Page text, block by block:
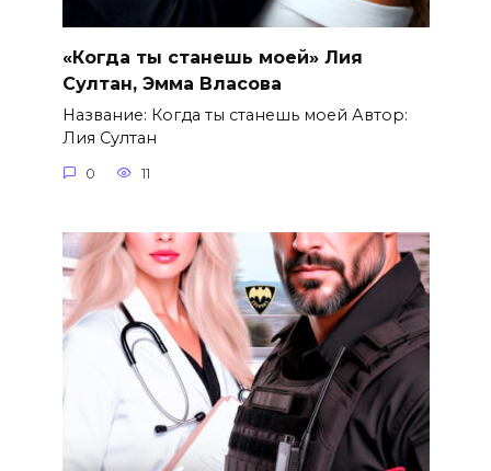
«Когда ты станешь моей» Лия
Султан, Эмма Власова
Название: Когда ты станешь моей Автор:
Лия Султан
0 11